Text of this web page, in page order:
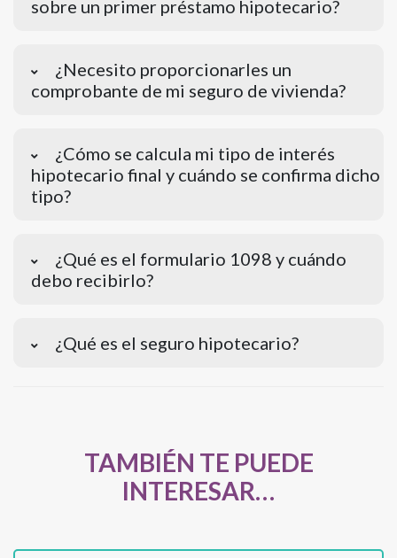
sobre un primer préstamo hipotecario?
¿Necesito proporcionarles un
comprobante de mi seguro de vivienda?
¿Cómo se calcula mi tipo de interés
hipotecario final y cuándo se confirma dicho
tipo?
¿Qué es el formulario 1098 y cuándo
debo recibirlo?
¿Qué es el seguro hipotecario?
TAMBIÉN TE PUEDE
INTERESAR…